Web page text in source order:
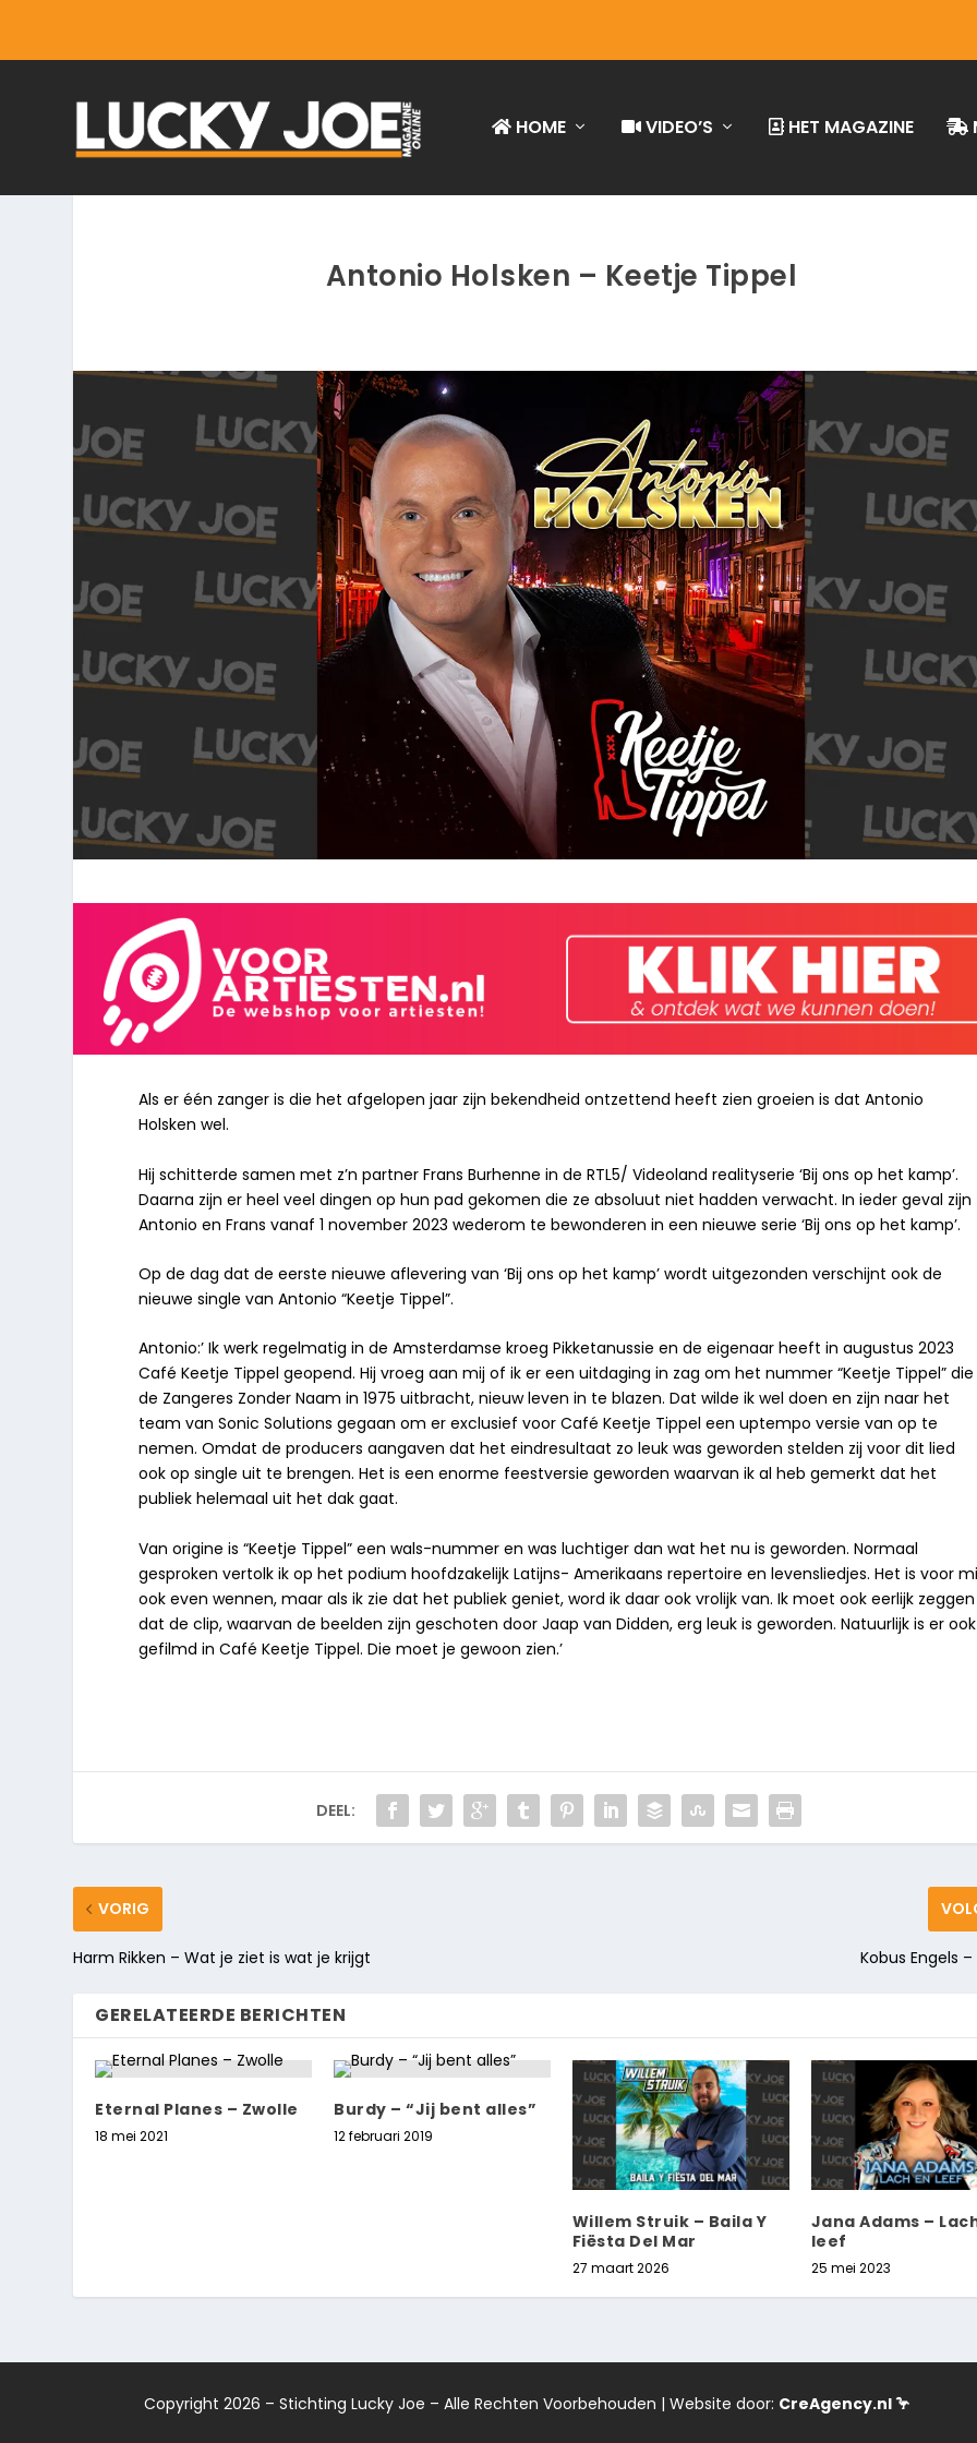
HOME VIDEO’S HET MAGAZINE
Antonio Holsken – Keetje Tippel
Als er één zanger is die het afgelopen jaar zijn bekendheid ontzettend heeft zien groeien is dat Antonio
Holsken wel.
Hij schitterde samen met z’n partner Frans Burhenne in de RTL5/ Videoland realityserie ‘Bij ons op het kamp’.
Daarna zijn er heel veel dingen op hun pad gekomen die ze absoluut niet hadden verwacht. In ieder geval zijn
Antonio en Frans vanaf 1 november 2023 wederom te bewonderen in een nieuwe serie ‘Bij ons op het kamp’.
Op de dag dat de eerste nieuwe aflevering van ‘Bij ons op het kamp’ wordt uitgezonden verschijnt ook de
nieuwe single van Antonio “Keetje Tippel”.
Antonio:’ Ik werk regelmatig in de Amsterdamse kroeg Pikketanussie en de eigenaar heeft in augustus 2023
Café Keetje Tippel geopend. Hij vroeg aan mij of ik er een uitdaging in zag om het nummer “Keetje Tippel” die
de Zangeres Zonder Naam in 1975 uitbracht, nieuw leven in te blazen. Dat wilde ik wel doen en zijn naar het
team van Sonic Solutions gegaan om er exclusief voor Café Keetje Tippel een uptempo versie van op te
nemen. Omdat de producers aangaven dat het eindresultaat zo leuk was geworden stelden zij voor dit lied
ook op single uit te brengen. Het is een enorme feestversie geworden waarvan ik al heb gemerkt dat het
publiek helemaal uit het dak gaat.
Van origine is“Keetje Tippel”een wals-nummer en was luchtiger dan wat het nu is geworden. Normaal
gesproken vertolk ik op het podium hoofdzakelijk Latijns- Amerikaans repertoire en levensliedjes. Het is voor
ook even wennen, maar als ik zie dat het publiek geniet, word ik daar ook vrolijk van. Ik moet ook eerlijk zeggen
dat de clip, waarvan de beelden zijn geschoten door Jaap van Didden, erg leuk is geworden. Natuurlijk is er ook
gefilmd in Café Keetje Tippel. Die moet je gewoon zien.’
DEEL:
VORIG
Harm Rikken – Wat je ziet is wat je krijgt Kobus Engels
GERELATEERDE BERICHTEN
Eternal Planes – Zwolle
18 mei 2021
Burdy – “Jij bent alles”
12 februari 2019
Willem Struik – Baila Y
Fiësta Del Mar
27 maart 2026
Jana Adams –
leef
25 mei 2023
Copyright 2026 – Stichting Lucky Joe – Alle Rechten Voorbehouden | Website door: CreAgency.nl 🦩